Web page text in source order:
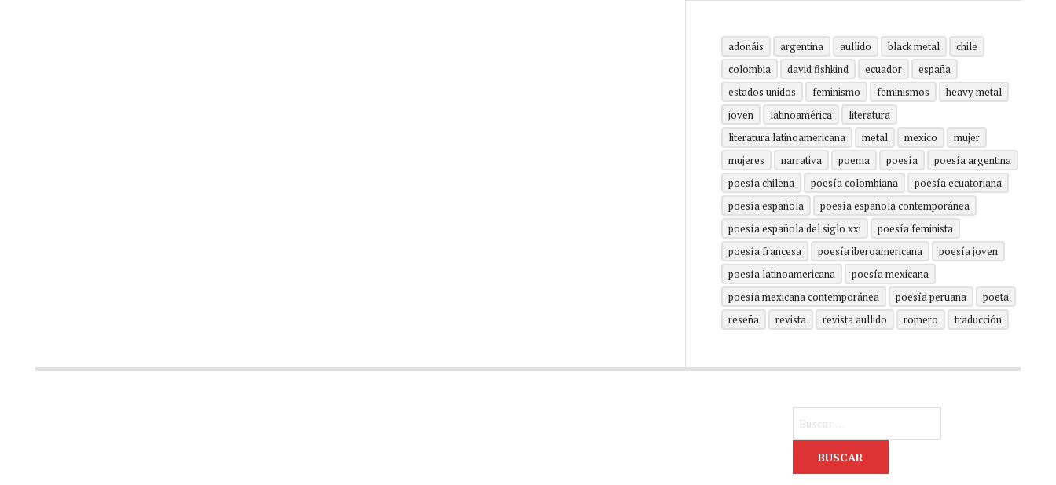
adonáis argentina aullido black metal
chile
colombia
david fishkind ecuador
españa
estados unidos
feminismo feminismos
heavy metal
joven
latinoamérica
literatura
literatura latinoamericana
metal mexico
mujer
mujeres
narrativa poema poesía
poesía argentina
poesía chilena
poesía colombiana
poesía ecuatoriana
poesía española
poesía española contemporánea
poesía española del siglo xxi
poesía feminista
poesía francesa
poesía iberoamericana
poesía joven
poesía latinoamericana
poesía mexicana
poesía mexicana contemporánea
poesía peruana
poeta
reseña
revista revista aullido romero traducción